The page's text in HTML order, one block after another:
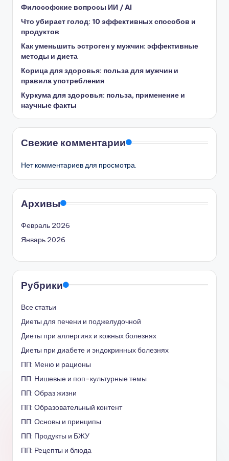
Философские вопросы ИИ / AI
Что убирает голод: 10 эффективных способов и
продуктов
Как уменьшить эстроген у мужчин: эффективные
методы и диета
Корица для здоровья: польза для мужчин и
правила употребления
Куркума для здоровья: польза, применение и
научные факты
Свежие комментарии
Нет комментариев для просмотра.
Архивы
Февраль 2026
Январь 2026
Рубрики
Все статьи
Диеты для печени и поджелудочной
Диеты при аллергиях и кожных болезнях
Диеты при диабете и эндокринных болезнях
ПП: Меню и рационы
ПП: Нишевые и поп-культурные темы
ПП: Образ жизни
ПП: Образовательный контент
ПП: Основы и принципы
ПП: Продукты и БЖУ
ПП: Рецепты и блюда